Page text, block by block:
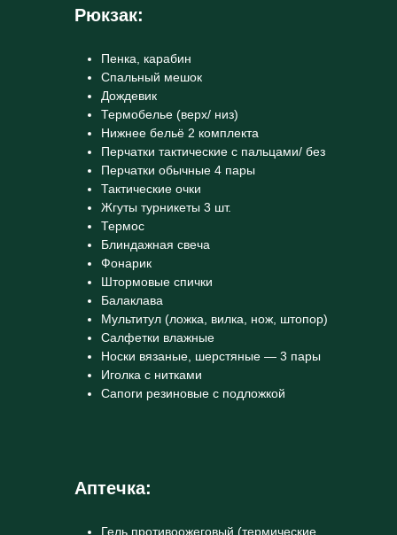
Пенка, карабин
Спальный мешок
Дождевик
Термобелье (верх/ низ)
Нижнее бельё 2 комплекта
Перчатки тактические с пальцами/ без
Перчатки обычные 4 пары
Тактические очки
Жгуты турникеты 3 шт.
Термос
Блиндажная свеча
Фонарик
Штормовые спички
Балаклава
Мультитул (ложка, вилка, нож, штопор)
Салфетки влажные
Носки вязаные, шерстяные — 3 пары
Иголка с нитками
Сапоги резиновые с подложкой
Рюкзак:
Гель противоожеговый (термические
Аптечка: